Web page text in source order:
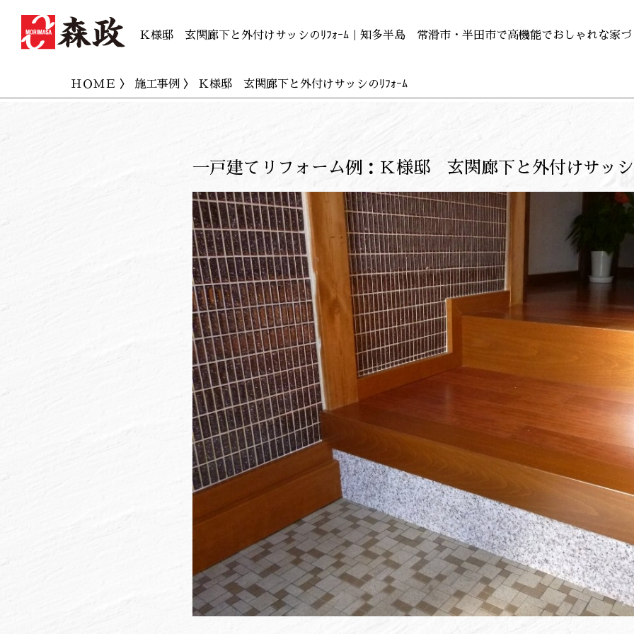
Ｋ様邸 玄関廊下と外付けサッシのﾘﾌｫｰﾑ｜知多半島 常滑市・半田市で高機能でおしゃれな家
ＨＯＭＥ 〉 施工事例 〉 Ｋ様邸 玄関廊下と外付けサッシのﾘﾌｫｰﾑ
一戸建てリフォーム例：Ｋ様邸 玄関廊下と外付けサッシ